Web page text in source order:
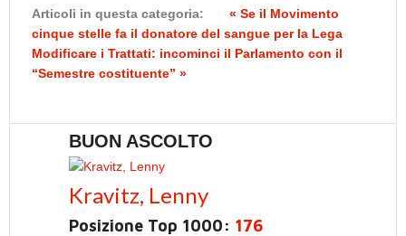
Articoli in questa categoria:
« Se il Movimento
cinque stelle fa il donatore del sangue per la Lega
Modificare i Trattati: incominci il Parlamento con il
“Semestre costituente” »
BUON ASCOLTO
Kravitz, Lenny
Posizione Top 1000: 176